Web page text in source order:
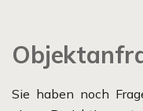
Sie haben noch